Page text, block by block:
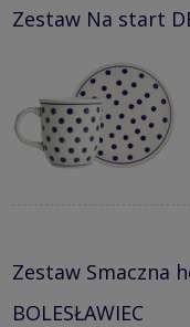
Zestaw Na start
Zestaw Smaczna
BOLESŁAWIEC